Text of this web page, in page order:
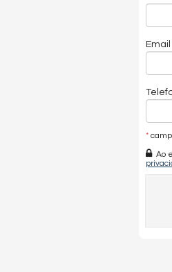
Email
*
Ao